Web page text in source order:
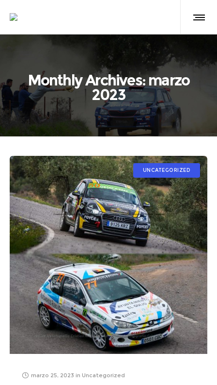
Monthly Archives: marzo
2023
UNCATEGORIZED
marzo 25, 2023 in Uncategorized